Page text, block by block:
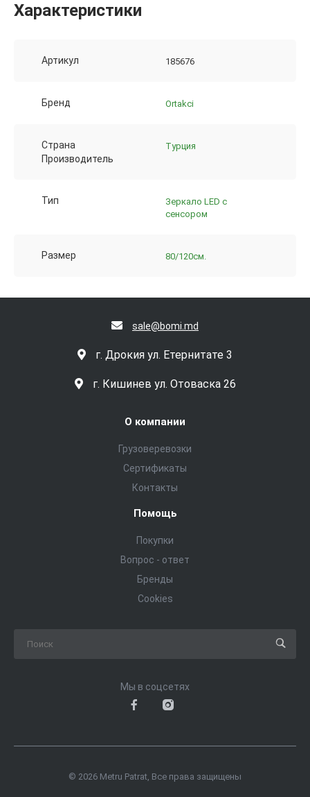
Характеристики
Артикул 185676
Бренд Ortakci
Страна
Производитель
Турция
Тип
Зеркало LED с
сенсором
Размер 80/120см.
sale@bomi.md
г. Дрокия ул. Етернитате 3
г. Кишинев ул. Отоваска 26
О компании
Грузоверевозки
Сертификаты
Контакты
Помощь
Покупки
Вопрос - ответ
Бренды
Cookies
Мы в соцсетях
© 2026 Metru Patrat, Все права защищены